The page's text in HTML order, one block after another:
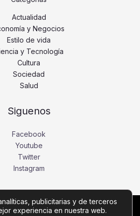
Actualidad
y Negocios
Estilo de vida
y Tecnología
Cultura
Sociedad
Salud
Siguenos
Facebook
Youtube
Twitter
Instagram
publicitarias y de terceros
experiencia en nuestra web.